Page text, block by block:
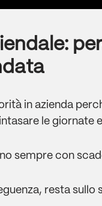
in azienda
le giornate
sempre con
resta sullo